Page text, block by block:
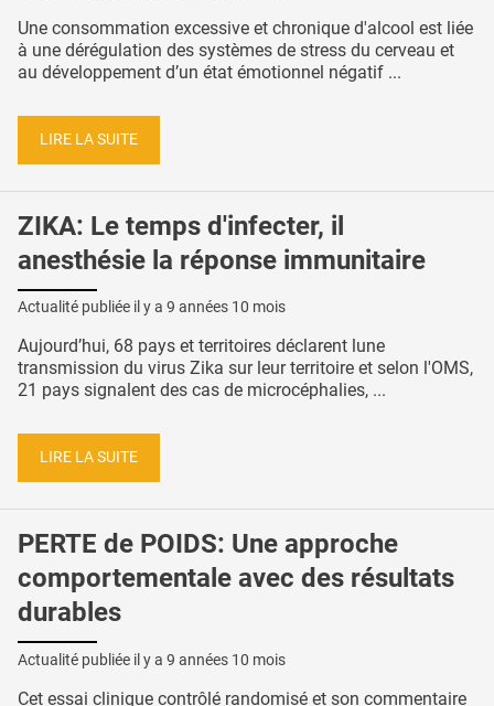
Une consommation excessive et chronique d'alcool est liée
à une dérégulation des systèmes de stress du cerveau et
au développement d’un état émotionnel négatif ...
LIRE LA SUITE
ZIKA: Le temps d'infecter, il
anesthésie la réponse immunitaire
Actualité publiée il y a 9 années 10 mois
Aujourd’hui, 68 pays et territoires déclarent lune
transmission du virus Zika sur leur territoire et selon l'OMS,
21 pays signalent des cas de microcéphalies, ...
LIRE LA SUITE
PERTE de POIDS: Une approche
comportementale avec des résultats
durables
Actualité publiée il y a 9 années 10 mois
Cet essai clinique contrôlé randomisé et son commentaire